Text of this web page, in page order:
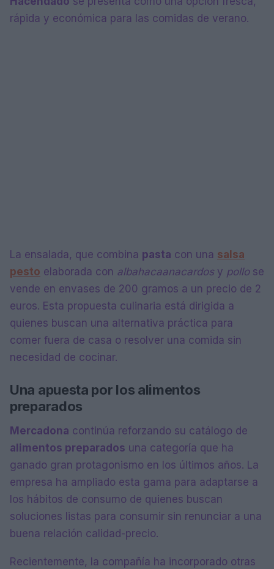
rápida y económica para las comidas de verano.
La ensalada, que combina pasta con una salsa
pesto elaborada con albahacaanacardosy pollose
vende en envases de 200 gramos a un precio de 2
euros. Esta propuesta culinaria está dirigida a
quienes buscan una alternativa práctica para
comer fuera de casa o resolver una comida sin
necesidad de cocinar.
Una apuesta por los alimentos
preparados
Mercadona continúa reforzando su catálogo de
alimentos preparados una categoría que ha
ganado gran protagonismo en los últimos años. La
empresa ha ampliado esta gama para adaptarse a
los hábitos de consumo de quienes buscan
soluciones listas para consumir sin renunciar a una
buena relación calidad-precio.
Recientemente, la compañía ha incorporado otras